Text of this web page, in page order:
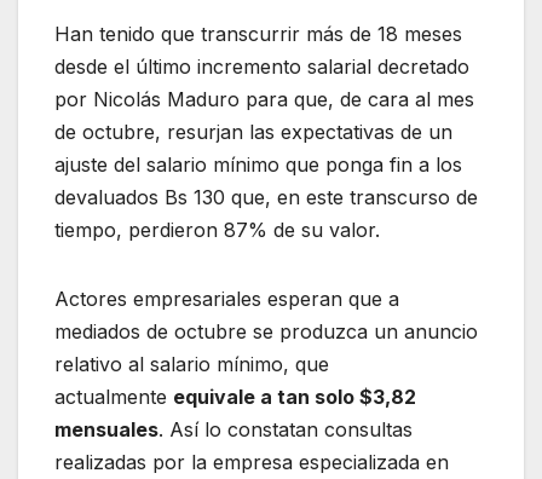
Han tenido que transcurrir más de 18 meses
desde el último incremento salarial decretado
por Nicolás Maduro para que, de cara al mes
de octubre, resurjan las expectativas de un
ajuste del salario mínimo que ponga fin a los
devaluados Bs 130 que, en este transcurso de
tiempo, perdieron 87% de su valor.
Actores empresariales esperan que a
mediados de octubre se produzca un anuncio
relativo al salario mínimo, que
actualmente equivale a tan solo $3,82
mensuales. Así lo constatan consultas
realizadas por la empresa especializada en